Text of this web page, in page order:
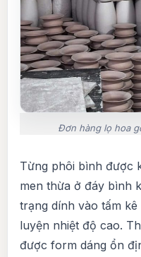
Đơn hàng lọ hoa
Từng phôi bình được
men thừa ở đáy bình
trạng dính vào tấm
luyện nhiệt độ cao.
được form dáng ổn